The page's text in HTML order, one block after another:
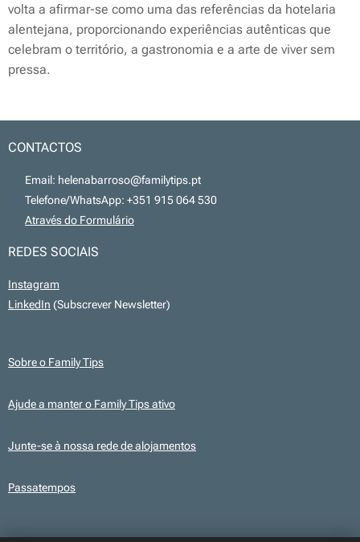
volta a afirmar-se como uma das referências da hotelaria
alentejana, proporcionando experiências autênticas que
celebram o território, a gastronomia e a arte de viver sem
pressa.
CONTACTOS
📧 Email: helenabarroso@familytips.pt
📞 Telefone/WhatsApp: +351 915 064 530
Através do Formulário
REDES SOCIAIS
Instagram
LinkedIn (Subscrever Newsletter)
Sobre o Family Tips
Ajude a manter o Family Tips ativo
Junte-se à nossa rede de alojamentos
Passatempos